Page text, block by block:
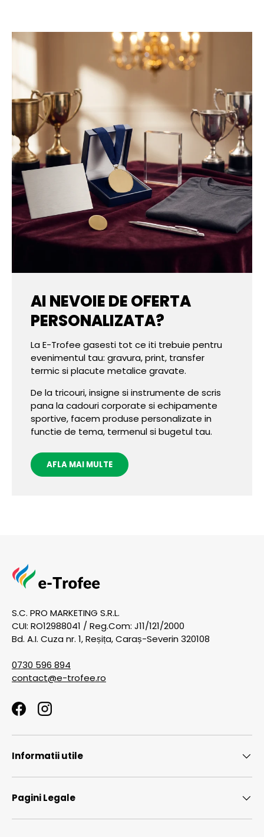
AI NEVOIE DE OFERTA
PERSONALIZATA?
La E-Trofee gasesti tot ce iti trebuie pentru
evenimentul tau: gravura, print, transfer
termic si placute metalice gravate.
De la tricouri, insigne si instrumente de scris
pana la cadouri corporate si echipamente
sportive, facem produse personalizate in
functie de tema, termenul si bugetul tau.
AFLA MAI MULTE
S.C. PRO MARKETING S.R.L.
CUI: RO12988041 / Reg.Com: J11/121/2000
Bd. A.I. Cuza nr. 1, Reșița, Caraș-Severin 320108
0730 596 894
contact@e-trofee.ro
FacebookInstagram
Informatii utile
Pagini Legale